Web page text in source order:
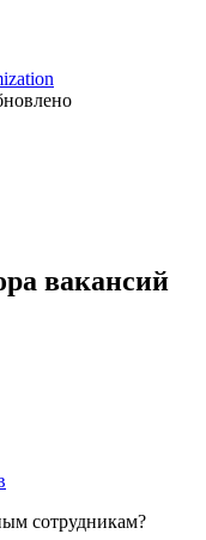
вакансий
сотрудникам?